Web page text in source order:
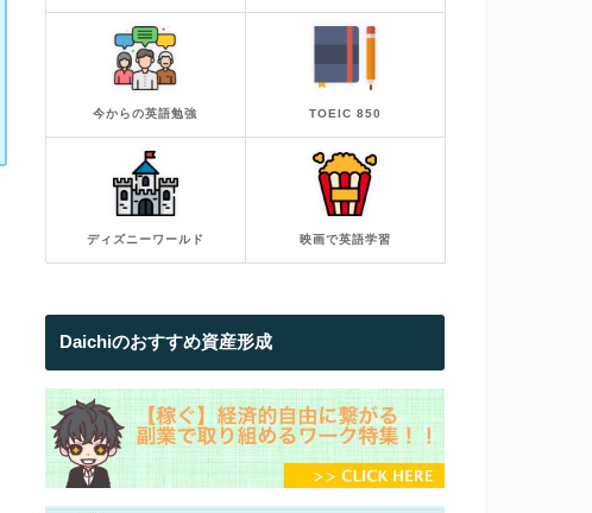
今からの英語勉強 TOEIC 850
ディズニーワールド 映画で英語学習
Daichiのおすすめ資産形成